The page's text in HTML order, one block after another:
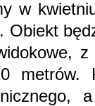
w
metrów.